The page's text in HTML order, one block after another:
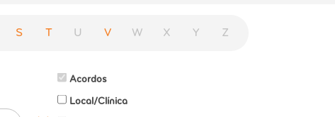
S T U V W X Y Z
Acordos
Local/Clínica